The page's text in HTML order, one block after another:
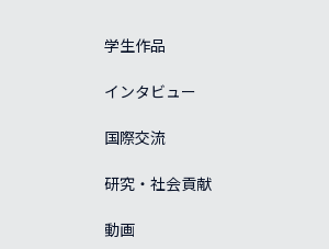
学生作品
インタビュー
国際交流
研究・社会貢献
動画